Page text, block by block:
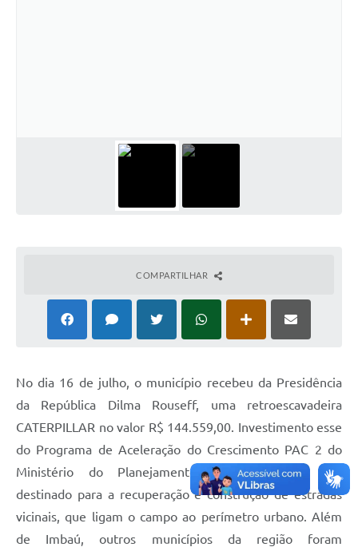
COMPARTILHAR
No dia 16 de julho, o município recebeu da Presidência
da República Dilma Rouseff, uma retroescavadeira
CATERPILLAR no valor R$ 144.559,00. Investimento esse
do Programa de Aceleração do Crescimento PAC 2 do
Ministério do Planejamento, essa máquina será
destinado para a recuperação e construção de estradas
vicinais, que ligam o campo ao perímetro urbano. Além
de Imbaú, outros municípios da região foram